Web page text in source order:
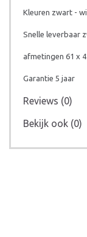
Kleuren zwart -
Snelle leverbaar
afmetingen 61 x
Garantie 5 jaar
Reviews (0)
Bekijk ook (0)